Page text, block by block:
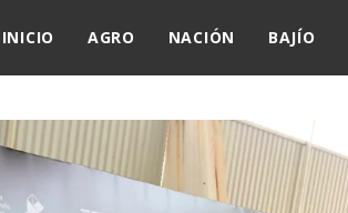
INICIO AGRO NACIÓN BAJÍO